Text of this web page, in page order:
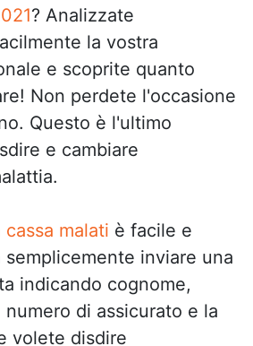
? Analizzate
la vostra
e scoprite quanto
Non perdete l'occasione
Questo è l'ultimo
e cambiare
malati è facile e
inviare una
indicando cognome,
di assicurato e la
volete disdire